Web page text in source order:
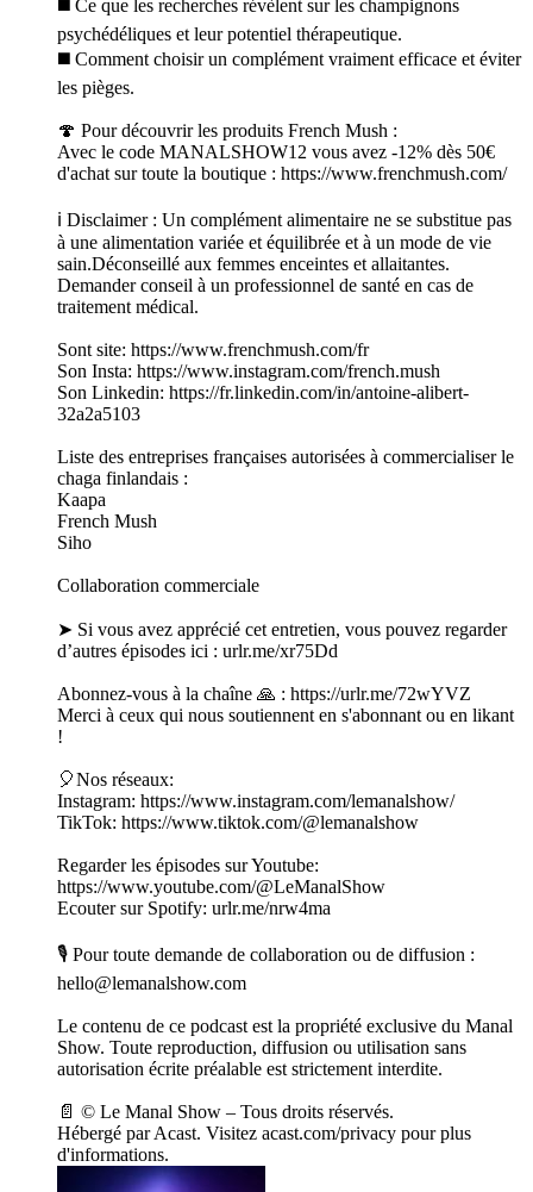
◼️ Ce que les recherches révèlent sur les champignons
psychédéliques et leur potentiel thérapeutique.
◼️ Comment choisir un complément vraiment efficace et éviter
les pièges.
🍄 Pour découvrir les produits French Mush :
Avec le code MANALSHOW12 vous avez -12% dès 50€
d'achat sur toute la boutique : https://www.frenchmush.com/
ℹ️ Disclaimer : Un complément alimentaire ne se substitue pas
à une alimentation variée et équilibrée et à un mode de vie
sain.Déconseillé aux femmes enceintes et allaitantes.
Demander conseil à un professionnel de santé en cas de
traitement médical.
Sont site: https://www.frenchmush.com/fr
Son Insta: https://www.instagram.com/french.mush
Son Linkedin: https://fr.linkedin.com/in/antoine-alibert-
32a2a5103
Liste des entreprises françaises autorisées à commercialiser le
chaga finlandais :
Kaapa
French Mush
Siho
Collaboration commerciale
➤ Si vous avez apprécié cet entretien, vous pouvez regarder
d’autres épisodes ici : urlr.me/xr75Dd
Abonnez-vous à la chaîne 🙏 : https://urlr.me/72wYVZ
Merci à ceux qui nous soutiennent en s'abonnant ou en likant
!
🎈Nos réseaux:
Instagram: https://www.instagram.com/lemanalshow/
TikTok: https://www.tiktok.com/@lemanalshow
Regarder les épisodes sur Youtube:
https://www.youtube.com/@LeManalShow
Ecouter sur Spotify: urlr.me/nrw4ma
🎙 Pour toute demande de collaboration ou de diffusion :
hello@lemanalshow.com
Le contenu de ce podcast est la propriété exclusive du Manal
Show. Toute reproduction, diffusion ou utilisation sans
autorisation écrite préalable est strictement interdite.
📄 © Le Manal Show – Tous droits réservés.
Hébergé par Acast. Visitez acast.com/privacy pour plus
d'informations.